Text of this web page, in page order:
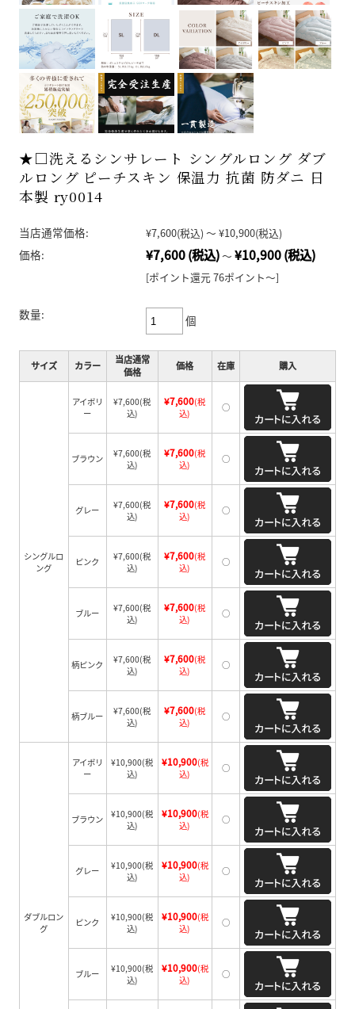
★□洗えるシンサレート シングルロング ダブ
ルロング ピーチスキン 保温力 抗菌 防ダニ 日
本製 ry0014
当店通常価格: ¥7,600(税込)～ ¥10,900(税込)
価格: ¥7,600(税込)～ ¥10,900(税込)
[ポイント還元 76ポイント～]
数量: 個
サイズ カラー
当店通常
価格
価格 在庫 購入
シングルロ
ング
アイボリ
ー
¥7,600(税
込)
¥7,600(税
込)
○
ブラウン ¥7,600(税
込)
¥7,600(税
込)
○
グレー ¥7,600(税
込)
¥7,600(税
込)
○
ピンク ¥7,600(税
込)
¥7,600(税
込)
○
ブルー ¥7,600(税
込)
¥7,600(税
込)
○
柄ピンク ¥7,600(税
込)
¥7,600(税
込)
○
柄ブルー ¥7,600(税
込)
¥7,600(税
込)
○
ダブルロン
グ
アイボリ
ー
¥10,900(税
込)
¥10,900(税
込)
○
ブラウン ¥10,900(税
込)
¥10,900(税
込)
○
グレー ¥10,900(税
込)
¥10,900(税
込)
○
ピンク ¥10,900(税
込)
¥10,900(税
込)
○
ブルー ¥10,900(税
込)
¥10,900(税
込)
○